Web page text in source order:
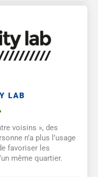
LAB
voisins », des
n’a plus l’usage
favoriser les
même quartier.